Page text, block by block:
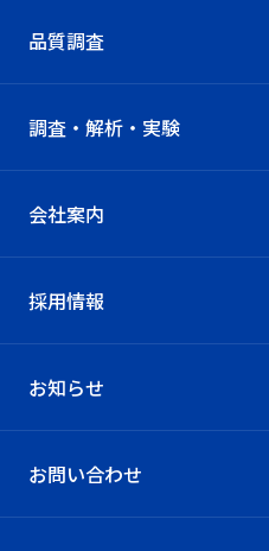
品質調査
調査・解析・実験
会社案内
採用情報
お知らせ
お問い合わせ